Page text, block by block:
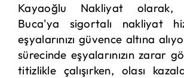
Kayaoğlu Nakliyat olarak,
Buca'ya sigortalı nakliyat
eşyalarınızı güvence altına
sürecinde eşyalarınızın zarar
titizlikle çalışırken, olası